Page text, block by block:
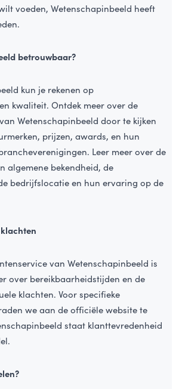
voeden, Wetenschapinbeeld heeft
betrouwbaar?
kun je rekenen op
kwaliteit. Ontdek meer over de
Wetenschapinbeeld door te kijken
prijzen, awards, en hun
Leer meer over de
algemene bekendheid, de
bedrijfslocatie en hun ervaring op de
van Wetenschapinbeeld is
over bereikbaarheidstijden en de
klachten. Voor specifieke
we aan de officiële website te
staat klanttevredenheid